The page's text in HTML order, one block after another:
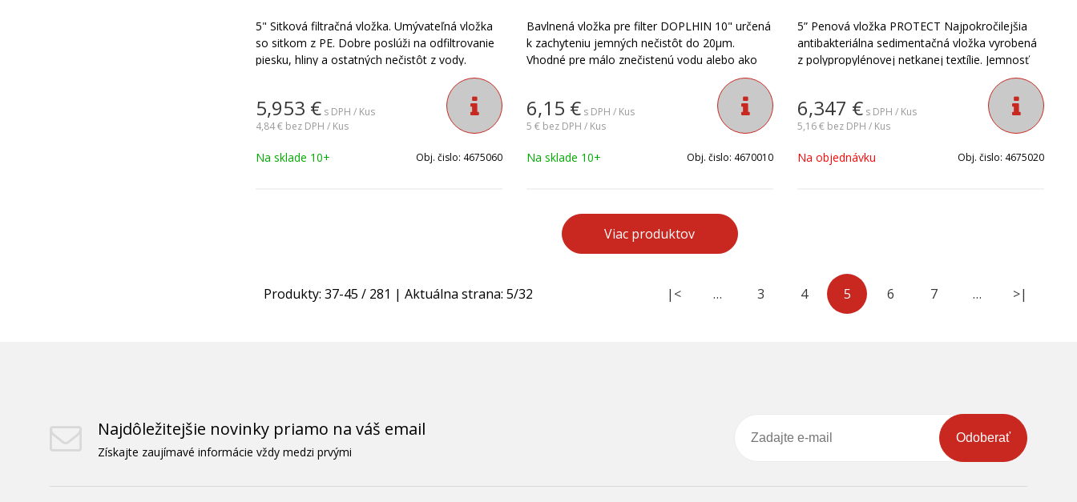
5" Sitková filtračná vložka. Umývateľná vložka
so sitkom z PE. Dobre poslúži na odfiltrovanie
piesku, hliny a ostatných nečistôt z vody.
5,953 € s DPH / Kus
4,84 € bez DPH / Kus
Na sklade 10+ Obj. čislo: 4675060
Bavlnená vložka pre filter DOPLHIN 10" určená
k zachyteniu jemných nečistôt do 20µm.
Vhodné pre málo znečistenú vodu alebo ako
druhý stupeň filtrácie za filtrom s vymývateľnou
vložkou. Po zanesení nuté vložku vymeniť.
6,15 € s DPH / Kus
5 € bez DPH / Kus
Na sklade 10+ Obj. čislo: 4670010
5” Penová vložka PROTECT Najpokročilejšia
antibakteriálna sedimentačná vložka vyrobená
z polypropylénovej netkanej textílie. Jemnosť
6,347 € s DPH / Kus
5,16 € bez DPH / Kus
Na objednávku Obj. čislo: 4675020
Viac produktov
|< … 3 4 5 6 7 … >|
Produkty: 37-45 / 281 | Aktuálna strana: 5/32
Najdôležitejšie novinky priamo na váš email
Získajte zaujímavé informácie vždy medzi prvými
Odoberať